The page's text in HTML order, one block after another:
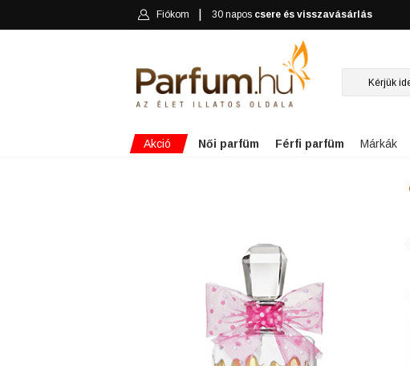
Fiókom 30 napos csere és visszavásárlás
Akció Női parfüm Férfi parfüm Márkák